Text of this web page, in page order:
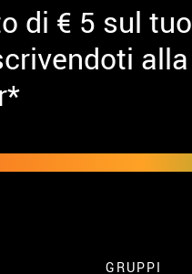
di € 5 sul tuo
alla
GRUPPI